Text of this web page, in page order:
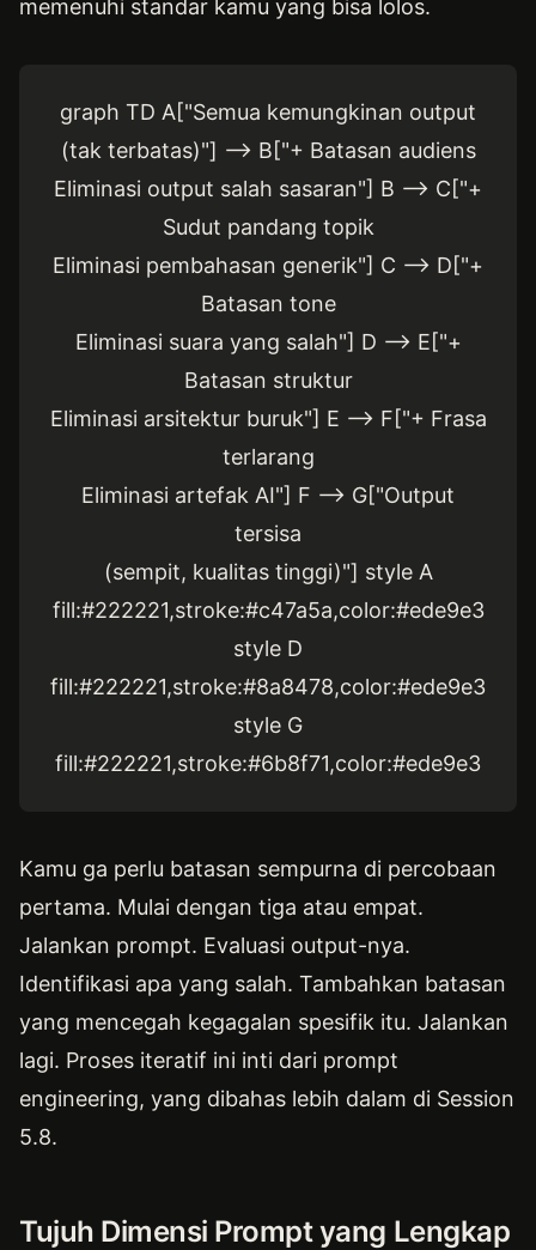
memenuhi standar kamu yang bisa lolos.
graph TD A["Semua kemungkinan output
(tak terbatas)"] --> B["+ Batasan audiens
Eliminasi output salah sasaran"] B --> C["+
Sudut pandang topik
Eliminasi pembahasan generik"] C --> D["+
Batasan tone
Eliminasi suara yang salah"] D --> E["+
Batasan struktur
Eliminasi arsitektur buruk"] E --> F["+ Frasa
terlarang
Eliminasi artefak AI"] F --> G["Output
tersisa
(sempit, kualitas tinggi)"] style A
fill:#222221,stroke:#c47a5a,color:#ede9e3
style D
fill:#222221,stroke:#8a8478,color:#ede9e3
style G
fill:#222221,stroke:#6b8f71,color:#ede9e3
Kamu ga perlu batasan sempurna di percobaan
pertama. Mulai dengan tiga atau empat.
Jalankan prompt. Evaluasi output-nya.
Identifikasi apa yang salah. Tambahkan batasan
yang mencegah kegagalan spesifik itu. Jalankan
lagi. Proses iteratif ini inti dari prompt
engineering, yang dibahas lebih dalam di Session
5.8.
Tujuh Dimensi Prompt yang Lengkap